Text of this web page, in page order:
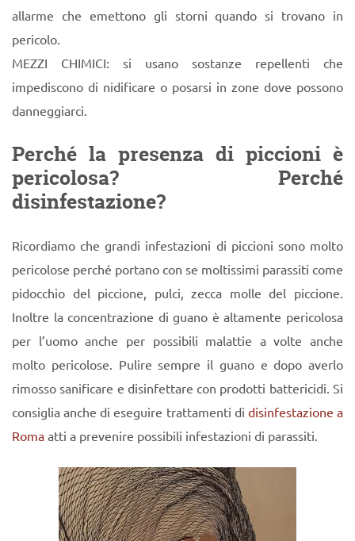
allarme che emettono gli storni quando si trovano in
pericolo.
MEZZI CHIMICI: si usano sostanze repellenti che
impediscono di nidificare o posarsi in zone dove possono
danneggiarci.
Perché la presenza di piccioni è
pericolosa? Perché
disinfestazione?
Ricordiamo che grandi infestazioni di piccioni sono molto
pericolose perché portano con se moltissimi parassiti come
pidocchio del piccione, pulci, zecca molle del piccione.
Inoltre la concentrazione di guano è altamente pericolosa
per l’uomo anche per possibili malattie a volte anche
molto pericolose. Pulire sempre il guano e dopo averlo
rimosso sanificare e disinfettare con prodotti battericidi. Si
consiglia anche di eseguire trattamenti di disinfestazione a
Roma atti a prevenire possibili infestazioni di parassiti.